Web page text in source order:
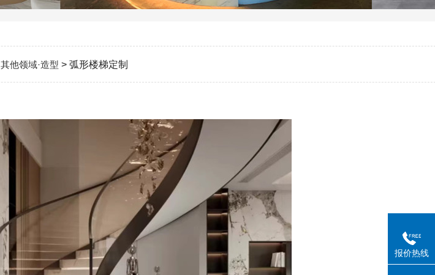
其他领域·造型 > 弧形楼梯定制
报价热线